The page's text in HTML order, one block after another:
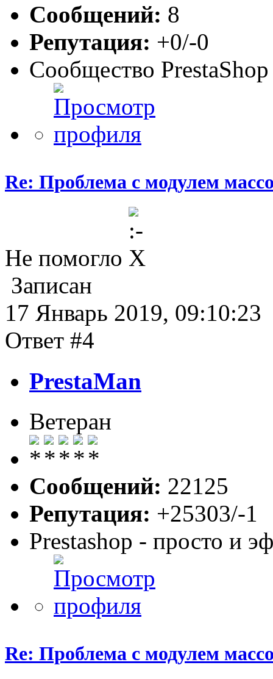
Сообщений: 8
Репутация: +0/-0
Сообщество PrestaShop
Re: Проблема с модулем
Не помогло
Записан
17 Январь 2019, 09:10:23
Ответ #4
PrestaMan
Ветеран
Сообщений: 22125
Репутация: +25303/-1
Prestashop - просто и
Re: Проблема с модулем